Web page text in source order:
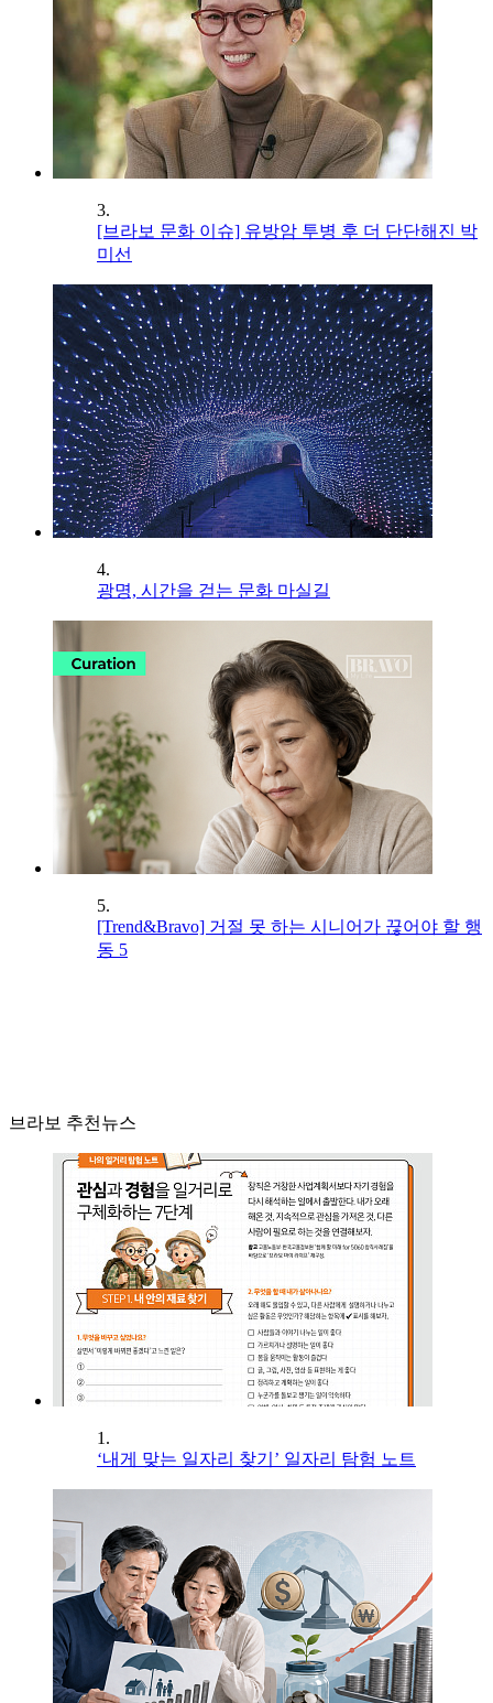
3.
[브라보 문화 이슈] 유방암 투병 후 더 단단해진 박
미선
4.
광명, 시간을 걷는 문화 마실길
5.
[Trend&Bravo] 거절 못 하는 시니어가 끊어야 할 행
동 5
브라보 추천뉴스
1.
‘내게 맞는 일자리 찾기’ 일자리 탐험 노트